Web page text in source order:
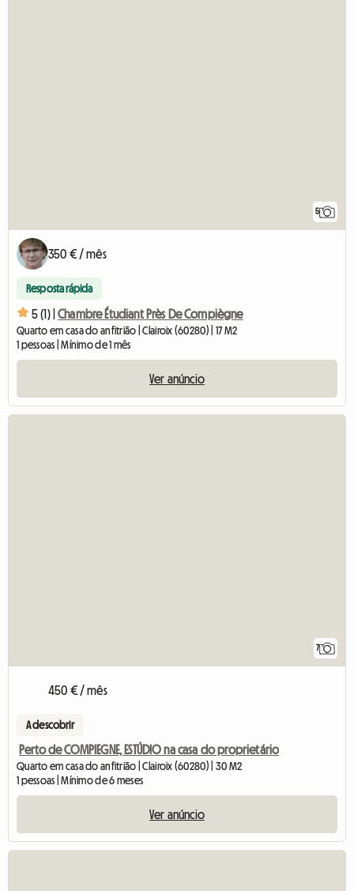
5
350 € / mês
Resposta rápida
5 (1) | Chambre Étudiant Près De Compiègne
Quarto em casa do anfitrião | Clairoix (60280) | 17 M2
1 pessoas | Mínimo de 1 mês
Ver anúncio
7
450 € / mês
A descobrir
Perto de COMPIEGNE, ESTÚDIO na casa do proprietário
Quarto em casa do anfitrião | Clairoix (60280) | 30 M2
1 pessoas | Mínimo de 6 meses
Ver anúncio